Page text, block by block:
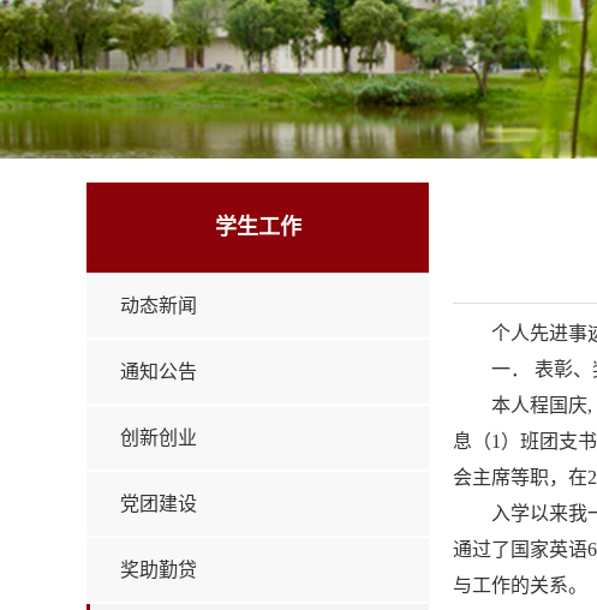
学生工作
动态新闻
通知公告
创新创业
党团建设
奖助勤贷
个人先进事
一． 表彰、
本人程国庆,
息（1）班团支
会主席等职，在
入学以来我
通过了国家英语
与工作的关系。